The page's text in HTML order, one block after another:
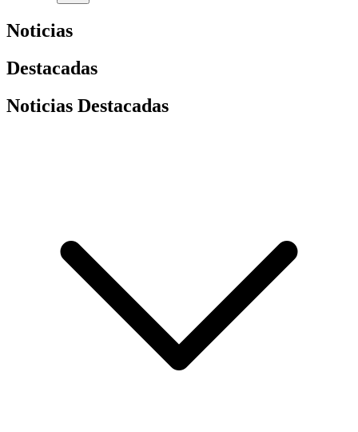
Noticias
Destacadas
Noticias Destacadas